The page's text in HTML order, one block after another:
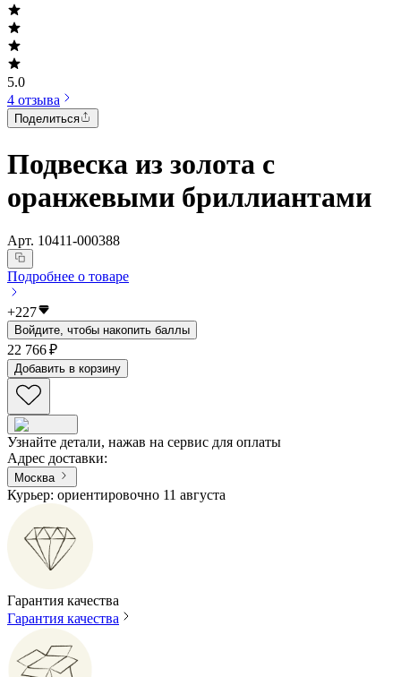
5.0
4 отзыва
Поделиться
Подвеска из золота с
оранжевыми бриллиантами
Арт. 10411-000388
Подробнее о товаре
+227
Войдите, чтобы накопить баллы
22 766 ₽
Добавить в корзину
Узнайте детали, нажав на сервис для оплаты
Адрес доставки:
Москва
Курьер: ориентировочно 11 августа
Гарантия качества
Гарантия качества